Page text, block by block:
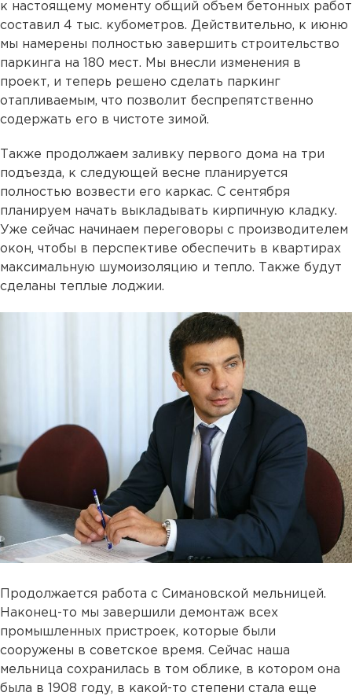
к настоящему моменту общий объем бетонных работ
составил 4 тыс. кубометров. Действительно, к июню
мы намерены полностью завершить строительство
паркинга на 180 мест. Мы внесли изменения в
проект, и теперь решено сделать паркинг
отапливаемым, что позволит беспрепятственно
содержать его в чистоте зимой.
Также продолжаем заливку первого дома на три
подъезда, к следующей весне планируется
полностью возвести его каркас. С сентября
планируем начать выкладывать кирпичную кладку.
Уже сейчас начинаем переговоры с производителем
окон, чтобы в перспективе обеспечить в квартирах
максимальную шумоизоляцию и тепло. Также будут
сделаны теплые лоджии.
Продолжается работа с Симановской мельницей.
Наконец-то мы завершили демонтаж всех
промышленных пристроек, которые были
сооружены в советское время. Сейчас наша
мельница сохранилась в том облике, в котором она
была в 1908 году, в какой-то степени стала еще